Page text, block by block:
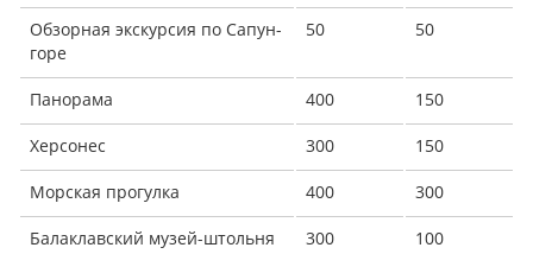
Обзорная экскурсия по Сапун-
горе
50 50
Панорама 400 150
Херсонес 300 150
Морская прогулка 400 300
Балаклавский музей-штольня 300 100